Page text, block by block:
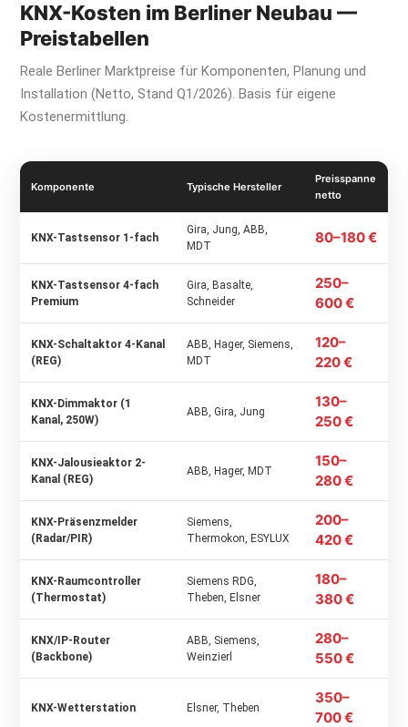
KNX-Kosten im Berliner Neubau —
Preistabellen
Reale Berliner Marktpreise für Komponenten, Planung und
Installation (Netto, Stand Q1/2026). Basis für eigene
Kostenermittlung.
Komponente Typische Hersteller
Preisspanne
netto
KNX-Tastsensor 1-fach
Gira, Jung, ABB,
MDT
80–180 €
KNX-Tastsensor 4-fach
Premium
Gira, Basalte,
Schneider
250–
600 €
KNX-Schaltaktor 4-Kanal
(REG)
ABB, Hager, Siemens,
MDT
120–
220 €
KNX-Dimmaktor (1
Kanal, 250W)
ABB, Gira, Jung
130–
250 €
KNX-Jalousieaktor 2-
Kanal (REG)
ABB, Hager, MDT
150–
280 €
KNX-Präsenzmelder
(Radar/PIR)
Siemens,
Thermokon, ESYLUX
200–
420 €
KNX-Raumcontroller
(Thermostat)
Siemens RDG,
Theben, Elsner
180–
380 €
KNX/IP-Router
(Backbone)
ABB, Siemens,
Weinzierl
280–
550 €
KNX-Wetterstation Elsner, Theben
350–
700 €